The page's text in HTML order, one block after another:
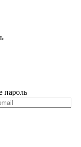
пароль